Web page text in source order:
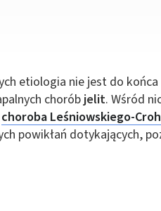
etiologia nie jest do końca
choróbjelit. Wśród
choroba Leśniowskiego-
powikłań dotykających,